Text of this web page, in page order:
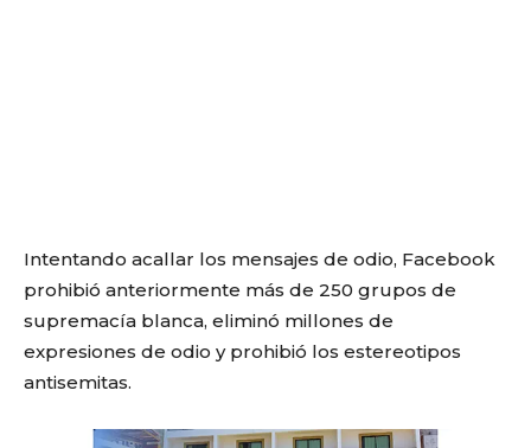
Intentando acallar los mensajes de odio, Facebook
prohibió anteriormente más de 250 grupos de
supremacía blanca, eliminó millones de
expresiones de odio y prohibió los estereotipos
antisemitas.